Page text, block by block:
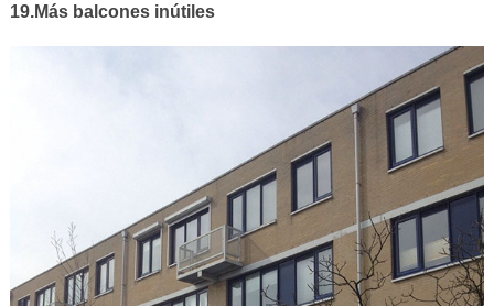
19.Más balcones inútiles